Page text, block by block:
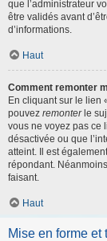
que l’administrateur
être validés avant
d’informations.
Haut
Comment remonter
En cliquant sur le lien
pouvez remonterle
vous ne voyez pas ce
désactivée ou que
atteint. Il est
répondant.
faisant.
Haut
Mise en forme et